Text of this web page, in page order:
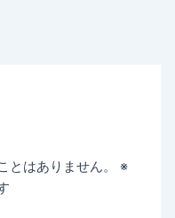
とはありません。
※